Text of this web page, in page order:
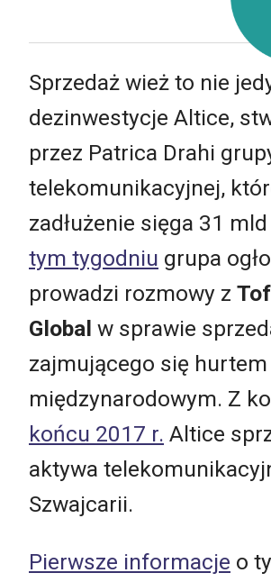
Sprzedaż wież to nie
dezinwestycje Altice,
przez Patrica Drahi
telekomunikacyjnej,
zadłużenie sięga 31
tym tygodniu grupa
prowadzi rozmowy z
Global w sprawie
zajmującego się hurtem
międzynarodowym. Z
końcu 2017 r. Altice
aktywa
Szwajcarii.
Pierwsze informacje o